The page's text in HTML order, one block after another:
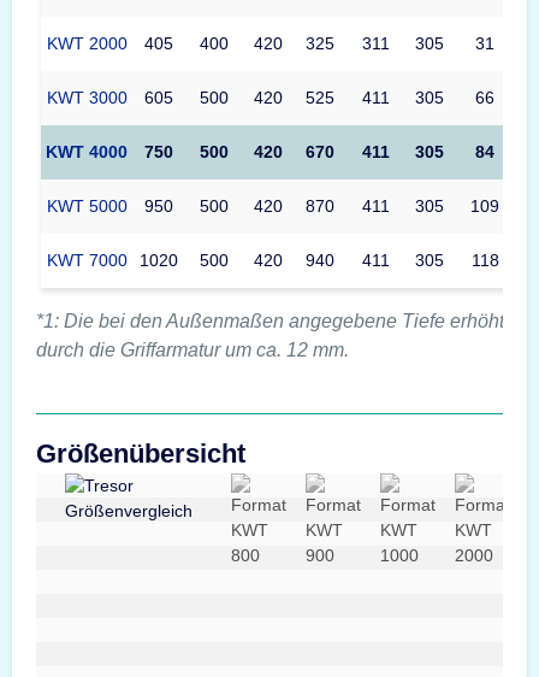
KWT 2000 405 400 420 325 311 305 31
KWT 3000 605 500 420 525 411 305 66
KWT 4000 750 500 420 670 411 305 84
KWT 5000 950 500 420 870 411 305 109
KWT 7000 1020 500 420 940 411 305 118
*1: Die bei den Außenmaßen angegebene Tiefe erhöht
durch die Griffarmatur um ca. 12 mm.
Größenübersicht